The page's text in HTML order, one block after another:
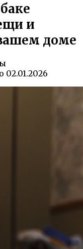
и
доме
02.01.2026